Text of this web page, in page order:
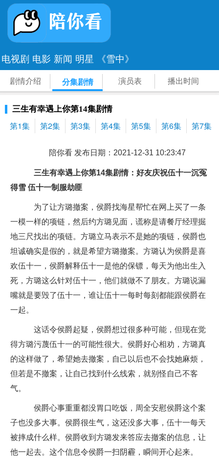
电视剧 电影 新闻 明星 《雪中》
剧情介绍 分集剧情 演员表 播出时间
三生有幸遇上你第14集剧情
第1集 第2集 第3集 第4集 第5集 第6集 第7集
陪你看 发布日期：2021-12-31 10:23:47
三生有幸遇上你第14集剧情：好友庆祝伍十一沉冤
得雪 伍十一制服劫匪
为了让方璐撤案，侯爵找海星帮忙在网上买了一条
一模一样的项链，然后约方璐见面，谎称是请餐厅经理掘
地三尺找出的项链。方璐立马表示不是她的项链，侯爵也
坦诚确实是假的，就是希望方璐撤案。方璐认为侯爵是喜
欢伍十一，侯爵解释伍十一是他的保镖，每天为他出生入
死，方璐这么针对伍十一，他们就做不了朋友。方璐说漏
嘴就是要毁了伍十一，谁让伍十一每时每刻都能跟侯爵在
一起。
这话令侯爵起疑，侯爵想过很多种可能，但现在觉
得方璐污蔑伍十一的可能性很大。侯爵好心相劝，方璐真
的这样做了，希望她去撤案，自己以后也不会找她麻烦，
但若是不撤案，让自己找到什么线索，就别怪自己不客
气。
侯爵心事重重都没胃口吃饭，周全安慰侯爵这个案
子也没多大事。侯爵很生气，这还没多大事，伍十一每天
被摔成什么样。侯爵收到方璐发来答应去撤案的信息，让
他一起去。这个信息令侯爵一扫阴霾，瞬间开心起来。